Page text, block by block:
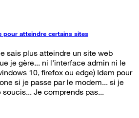
pour atteindre certains sites
sais plus atteindre un site web
je gère... ni l'interface admin ni le
10, firefox ou edge) Idem pour
si je passe par le modem... si je
soucis... Je comprends pas...